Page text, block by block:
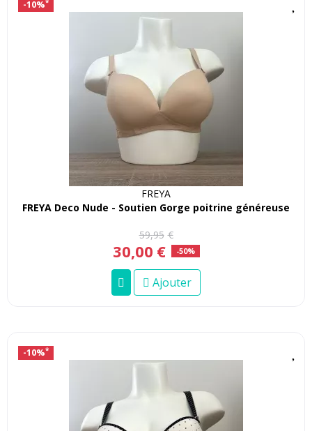
-10%*
FREYA
FREYA Deco Nude - Soutien Gorge poitrine généreuse
59,95 €
30,00 € -50%
Ajouter
-10%*